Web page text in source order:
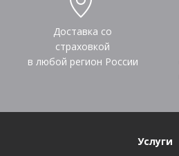
Доставка со
страховкой
в любой регион России
Услуги